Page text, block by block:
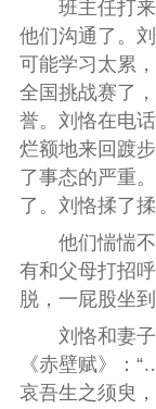
班主任打来
他们沟通了。
可能学习太累
全国挑战赛了
誉。刘恪在电
烂额地来回踱
了事态的严重
了。刘恪揉了
他们惴惴不
有和父母打招
脱，一屁股坐到
刘恪和妻子
《赤壁赋》：
哀吾生之须臾